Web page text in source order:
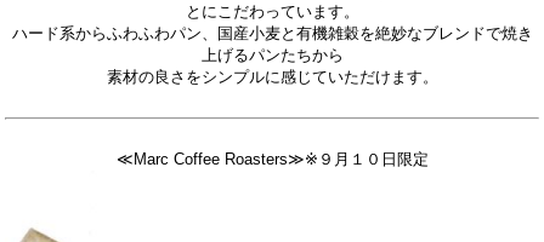
とにこだわっています。
ハード系からふわふわパン、国産小麦と有機雑穀を絶妙なブレンドで焼き
上げるパンたちから
素材の良さをシンプルに感じていただけます。
≪Marc Coffee Roasters≫※９月１０日限定